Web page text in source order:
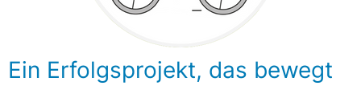
Ein Erfolgsprojekt, das bewegt